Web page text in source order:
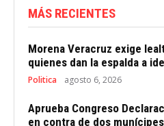
MÁS RECIENTES
Morena Veracruz exige
quienes dan la espalda a
Politica agosto 6, 2026
Aprueba Congreso
en contra de dos munícipes